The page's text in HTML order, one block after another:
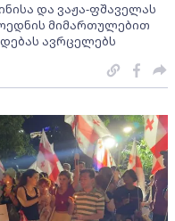
და ვაჟა-ფშაველას
მიმართულებით
ავრცელებს